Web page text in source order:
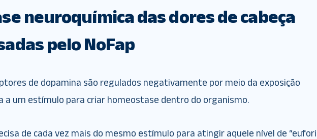
neuroquímica das dores de cabeça
pelo NoFap
de dopamina são regulados negativamente por meio da exposição
a um estímulo para criar homeostase dentro do organismo.
de cada vez mais do mesmo estímulo para atingir aquele nível de